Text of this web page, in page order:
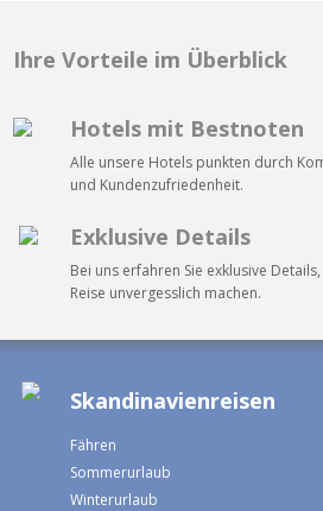
Ihre Vorteile im Überblick
Hotels mit Bestnoten
Alle unsere Hotels punkten durch
und Kundenzufriedenheit.
Exklusive Details
Bei uns erfahren Sie exklusive
Reise unvergesslich machen.
Skandinavienreisen
Fähren
Sommerurlaub
Winterurlaub